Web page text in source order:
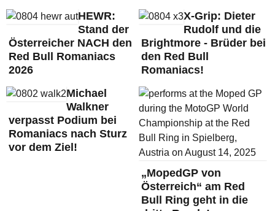
HEWR:
Stand der
Österreicher NACH den
Red Bull Romaniacs
2026
X-Grip: Dieter
Rudolf und die
Brightmore - Brüder bei
den Red Bull
Romaniacs!
Michael
Walkner
verpasst Podium bei
Romaniacs nach Sturz
vor dem Ziel!
„MopedGP von
Österreich“ am Red
Bull Ring geht in die